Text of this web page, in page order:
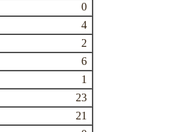
0
4
2
6
1
23
21